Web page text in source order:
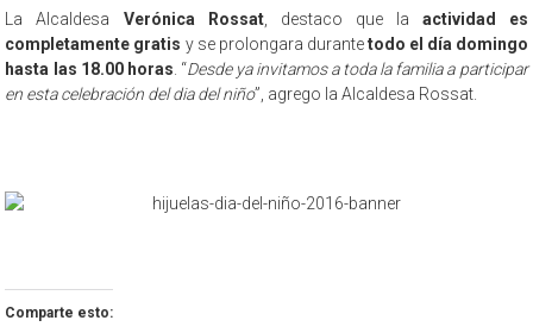
La Alcaldesa Verónica Rossat, destaco que la actividad es
completamente gratis y se prolongara durantetodo el día domingo
hasta las 18.00 horas . “Desde ya invitamos a toda la familia a participar
en esta celebración del dia del niño”, agrego la Alcaldesa Rossat.
Comparte esto: